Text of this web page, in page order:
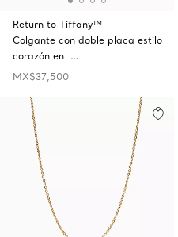
Return to Tiffany™
Colgante con doble placa estilo
corazón en …
MX$37,500